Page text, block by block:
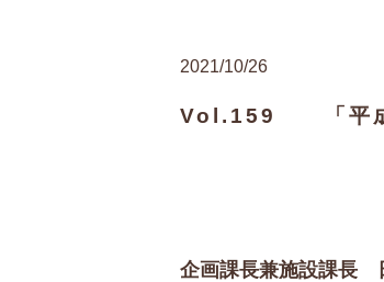
2021/10/26
Vol.159 「平成
企画課長兼施設課長